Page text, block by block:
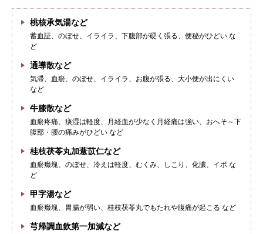
桃核承気湯など
蓄血証、のぼせ、イライラ、下腹部が硬く張る、便秘がひどい な
ど
通導散など
気滞、血瘀、のぼせ、イライラ、お腹が張る、大小便が出にくい
など
牛膝散など
血瘀疼痛、痰湿は軽度、月経血が少なく月経痛は強い、おへそ～下
腹部・腰の痛みがひどい など
桂枝茯苓丸加薏苡仁など
血瘀癥塊、のぼせ、冷えは軽度、むくみ、しこり、化膿、イボ な
ど
甲字湯など
血瘀癥塊、胃腸が弱い、桂枝茯苓丸でもたれや腹痛が起こる など
芎帰調血飲第一加減など